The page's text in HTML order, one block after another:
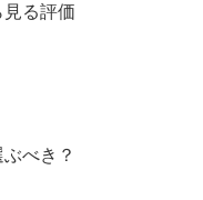
る評価
べき？